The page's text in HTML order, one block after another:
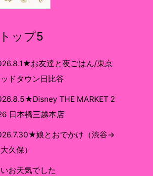
ップ5
お友達と夜ごはん/東京
ッドタウン日比谷
THE MARKET 2
日本橋三越本店
娘とおでかけ（渋谷→
久保）
お天気でした